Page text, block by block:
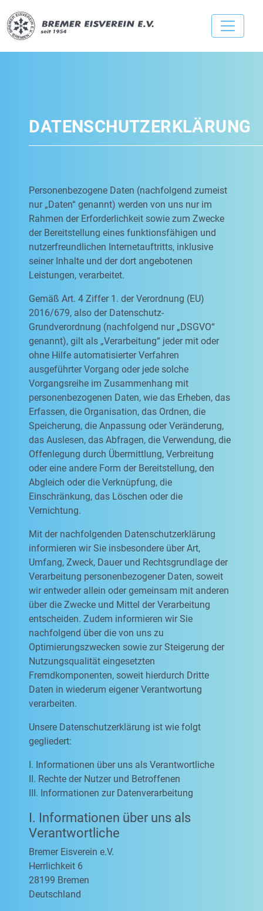
DATENSCHUTZERKLÄRUNG
Personenbezogene Daten (nachfolgend zumeist
nur „Daten“ genannt) werden von uns nur im
Rahmen der Erforderlichkeit sowie zum Zwecke
der Bereitstellung eines funktionsfähigen und
nutzerfreundlichen Internetauftritts, inklusive
seiner Inhalte und der dort angebotenen
Leistungen, verarbeitet.
Gemäß Art. 4 Ziffer 1. der Verordnung (EU)
2016/679, also der Datenschutz-
Grundverordnung (nachfolgend nur „DSGVO“
genannt), gilt als „Verarbeitung“ jeder mit oder
ohne Hilfe automatisierter Verfahren
ausgeführter Vorgang oder jede solche
Vorgangsreihe im Zusammenhang mit
personenbezogenen Daten, wie das Erheben, das
Erfassen, die Organisation, das Ordnen, die
Speicherung, die Anpassung oder Veränderung,
das Auslesen, das Abfragen, die Verwendung, die
Offenlegung durch Übermittlung, Verbreitung
oder eine andere Form der Bereitstellung, den
Abgleich oder die Verknüpfung, die
Einschränkung, das Löschen oder die
Vernichtung.
Mit der nachfolgenden Datenschutzerklärung
informieren wir Sie insbesondere über Art,
Umfang, Zweck, Dauer und Rechtsgrundlage der
Verarbeitung personenbezogener Daten, soweit
wir entweder allein oder gemeinsam mit anderen
über die Zwecke und Mittel der Verarbeitung
entscheiden. Zudem informieren wir Sie
nachfolgend über die von uns zu
Optimierungszwecken sowie zur Steigerung der
Nutzungsqualität eingesetzten
Fremdkomponenten, soweit hierdurch Dritte
Daten in wiederum eigener Verantwortung
verarbeiten.
Unsere Datenschutzerklärung ist wie folgt
gegliedert:
I. Informationen über uns als Verantwortliche
II. Rechte der Nutzer und Betroffenen
III. Informationen zur Datenverarbeitung
I. Informationen über uns als
Verantwortliche
Bremer Eisverein e.V.
Herrlichkeit 6
28199 Bremen
Deutschland